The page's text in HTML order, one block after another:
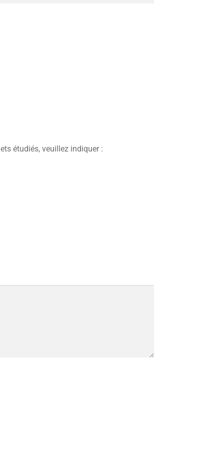
étudiés, veuillez indiquer :